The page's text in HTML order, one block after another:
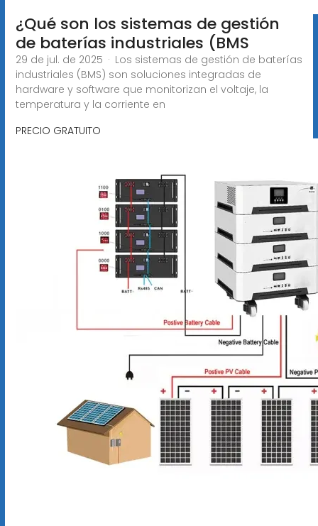
¿Qué son los sistemas de gestión
de baterías industriales (BMS
29 de jul. de 2025 · Los sistemas de gestión de baterías
industriales (BMS) son soluciones integradas de
hardware y software que monitorizan el voltaje, la
temperatura y la corriente en
PRECIO GRATUITO